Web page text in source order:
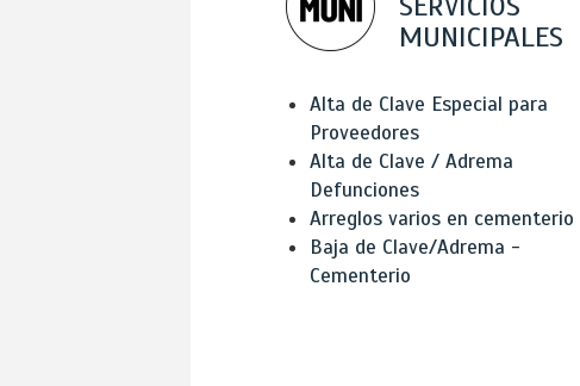
MUNICIPALES
Alta de Clave Especial para
Proveedores
Alta de Clave / Adrema
Defunciones
Arreglos varios en cementerio
Baja de Clave/Adrema -
Cementerio